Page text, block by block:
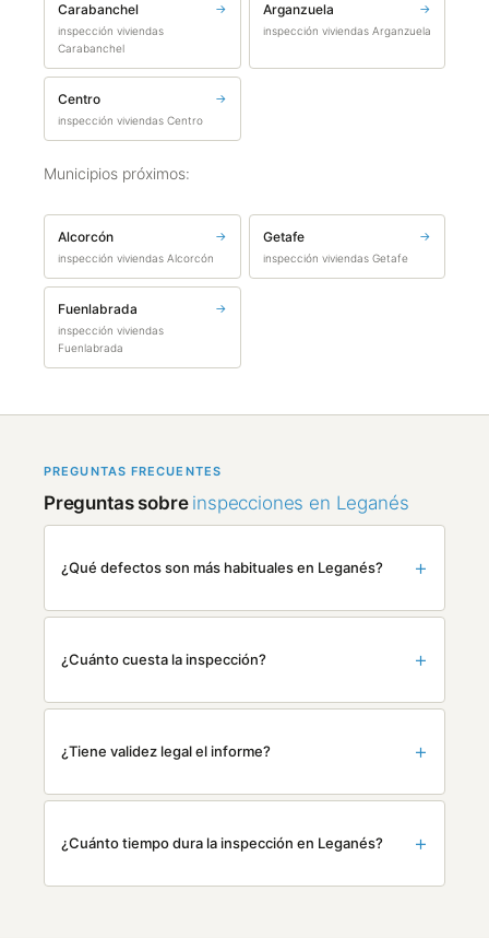
→
Carabanchel
inspección viviendas
Carabanchel
→
Arganzuela
inspección viviendas Arganzuela
→
Centro
inspección viviendas Centro
Municipios próximos:
→
Alcorcón
inspección viviendas Alcorcón
→
Getafe
inspección viviendas Getafe
→
Fuenlabrada
inspección viviendas
Fuenlabrada
PREGUNTAS FRECUENTES
Preguntas sobre inspecciones en Leganés
¿Qué defectos son más habituales en Leganés?
¿Cuánto cuesta la inspección?
¿Tiene validez legal el informe?
¿Cuánto tiempo dura la inspección en Leganés?